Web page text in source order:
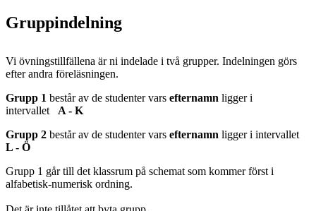
Gruppindelning
Vi övningstillfällena är ni indelade i två grupper. Indelningen görs
efter andra föreläsningen.
Grupp 1 består av de studenter vars efternamn ligger i
intervallet A - K
Grupp 2 består av de studenter vars efternamn ligger i intervallet
L - Ö
Grupp 1 går till det klassrum på schemat som kommer först i
alfabetisk-numerisk ordning.